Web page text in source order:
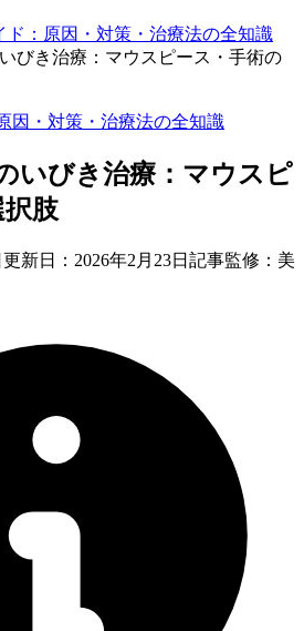
ド：原因・対策・治療法の全知識
びき治療：マウスピース・手術の
因・対策・治療法の全知識
いびき治療：マウスピ
肢
更新日： 2026年2月23日 記事監修：美